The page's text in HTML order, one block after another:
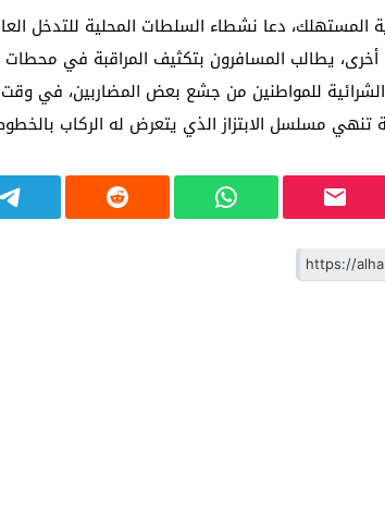
المستهلك، دعا نشطاء السلطات المحلية للتدخل
يطالب المسافرون بتكثيف المراقبة في محطات
الشرائية للمواطنين من جشع بعض المضاربين، في
مسلسل الابتزاز الذي يتعرض له الركاب